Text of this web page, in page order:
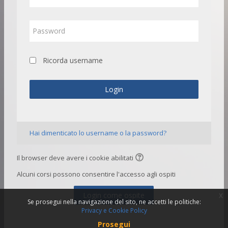
Ricorda username
Login
Hai dimenticato lo username o la password?
Il browser deve avere i cookie abilitati
Alcuni corsi possono consentire l'accesso agli ospiti
Se prosegui nella navigazione del sito, ne accetti le politiche:
Privacy e Cookie Policy
Prosegui
x